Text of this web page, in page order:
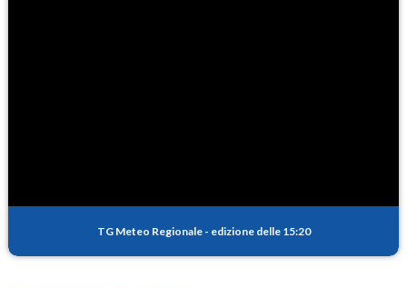
TG Meteo Regionale - edizione delle 15:20